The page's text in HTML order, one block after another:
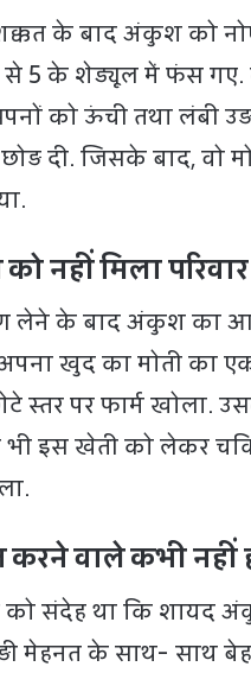
के बाद अंकुश को
से 5 के शेड्यूल में फंस गए.
को ऊंची तथा लंबी
दी. जिसके बाद, वो
नहीं मिला
लेने के बाद अंकुश का
खुद का मोती का
स्तर पर फार्म खोला.
इस खेती को लेकर
वाले कभी नहीं
को संदेह था कि
मेहनत के साथ- साथ